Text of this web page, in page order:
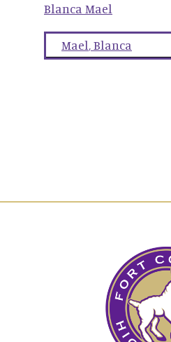
Blanca Mael
Mael,Blanca